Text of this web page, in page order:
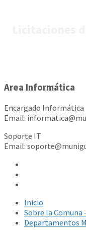
Area Informática
Encargado Informática
Email:
Soporte IT
Email:
Inicio
Sobre la Comuna
Departamentos